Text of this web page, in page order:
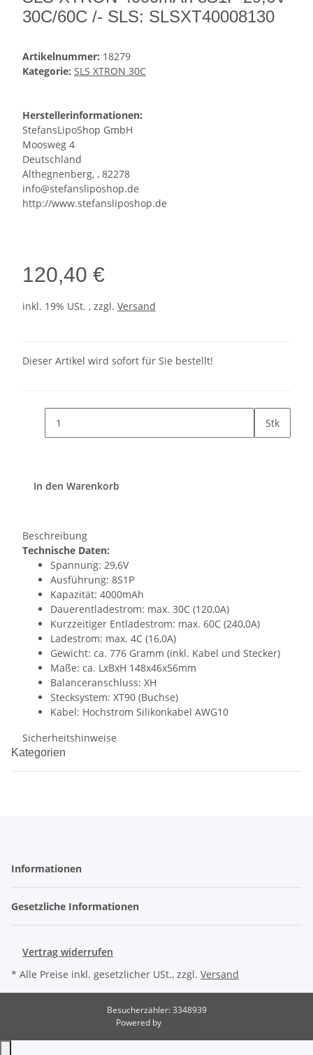
30C/60C /- SLS: SLSXT40008130
Artikelnummer: 18279
Kategorie: SLS XTRON 30C
Herstellerinformationen:
StefansLipoShop GmbH
Moosweg 4
Deutschland
Althegnenberg, , 82278
info@stefansliposhop.de
http://www.stefansliposhop.de
120,40 €
inkl. 19% USt. , zzgl. Versand
Dieser Artikel wird sofort für Sie bestellt!
Stk
In den Warenkorb
Beschreibung
Technische Daten:
Spannung: 29,6V
Ausführung: 8S1P
Kapazität: 4000mAh
Dauerentladestrom: max. 30C (120,0A)
Kurzzeitiger Entladestrom: max. 60C (240,0A)
Ladestrom: max. 4C (16,0A)
Gewicht: ca. 776 Gramm (inkl. Kabel und Stecker)
Maße: ca. LxBxH 148x46x56mm
Balanceranschluss: XH
Stecksystem: XT90 (Buchse)
Kabel: Hochstrom Silikonkabel AWG10
Sicherheitshinweise
Kategorien
Informationen
Gesetzliche Informationen
Vertrag widerrufen
* Alle Preise inkl. gesetzlicher USt., zzgl. Versand
Besucherzähler: 3348939
Powered by